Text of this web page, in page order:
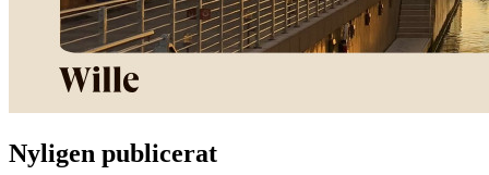
Nyligen publicerat